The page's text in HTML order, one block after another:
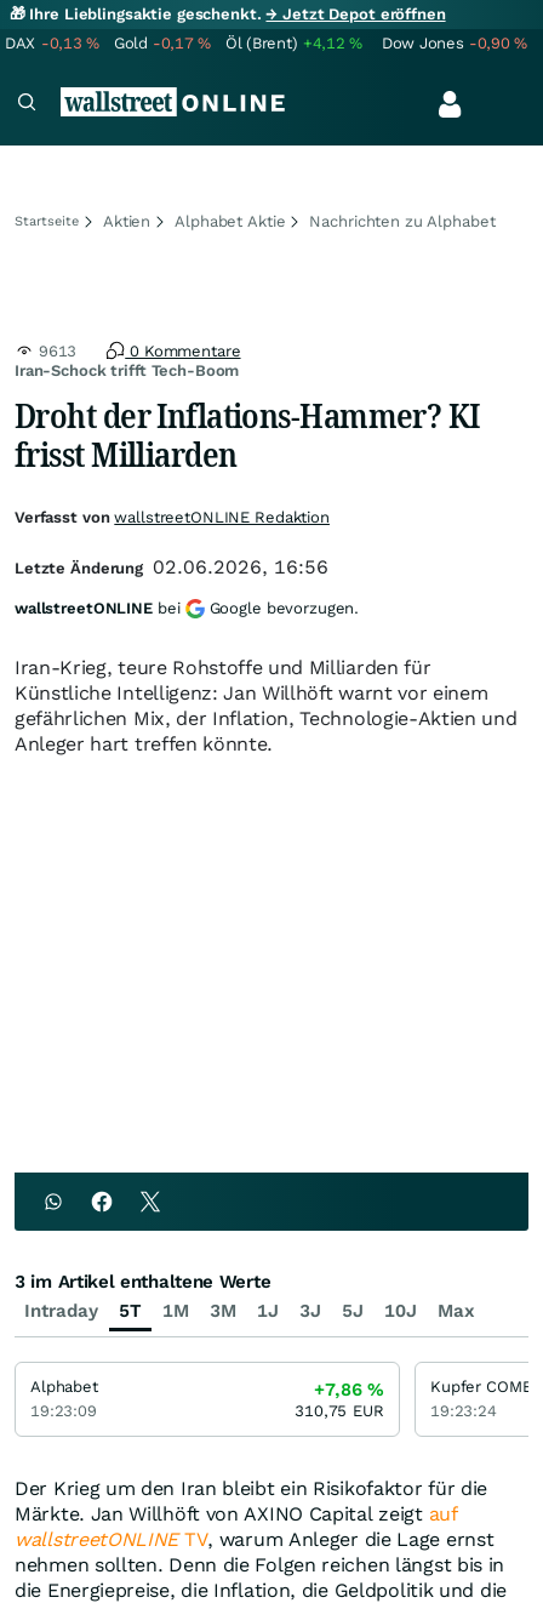
🎁 Ihre Lieblingsaktie geschenkt.→ Jetzt Depot eröffnen
DAX -0,13% Gold -0,17% Öl (Brent) +4,12% Dow Jones -0,90%
Startseite Aktien Alphabet Aktie Nachrichten zu Alphabet
Iran-Schock trifft Tech-Boom
9613 0 Kommentare
Droht der Inflations-Hammer? KI
frisst Milliarden
Iran-Krieg, teure Rohstoffe und Milliarden für
Künstliche Intelligenz: Jan Willhöft warnt vor einem
gefährlichen Mix, der Inflation, Technologie-Aktien und
Anleger hart treffen könnte.
Der Krieg um den Iran bleibt ein Risikofaktor für die
Märkte. Jan Willhöft von AXINO Capital zeigt auf
wallstreetONLINETV, warum Anleger die Lage ernst
nehmen sollten. Denn die Folgen reichen längst bis in
die Energiepreise, die Inflation, die Geldpolitik und die
Verfasst vonwallstreetONLINE Redaktion
Letzte Änderung 02.06.2026, 16:56
wallstreetONLINE bei Google bevorzugen.
Intraday 5T 1M 3M 1J 3J 5J 10J Max
3 im Artikel enthaltene Werte
Alphabet
19:23:09
+7,86%
310,75 EUR
Kupfer
19:23:24